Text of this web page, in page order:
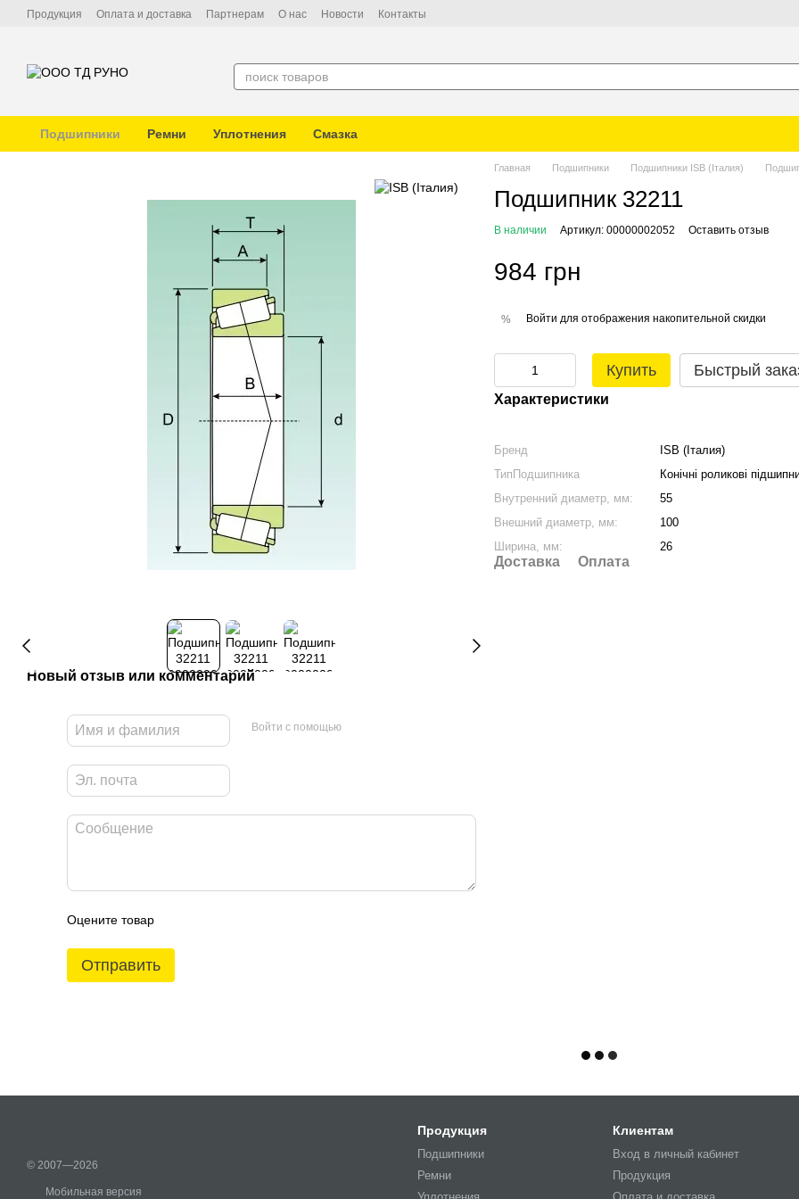
Перейти к основному контенту
Продукция Оплата и доставка Партнерам О нас Новости Контакты
Подшипники Ремни Уплотнения Смазка
Новый отзыв или комментарий
Войти с помощью
Оцените товар
Отправить
Главная Подшипники Подшипники ISB (Італия)
Подшипник 32211
В наличии Артикул: 00000002052 Оставить отзыв
984 грн
% Войти для отображения накопительной скидки
Купить Быстрый
Характеристики
Бренд
ISB (Італия)
ТипПодшипника
Конічні роликові
Внутренний диаметр, мм:
55
Внешний диаметр, мм:
100
Ширина, мм:
26
Доставка Оплата
© 2007—2026
Мобильная версия
Продукция
Подшипники
Ремни
Клиентам
Вход в личный кабинет
Продукция